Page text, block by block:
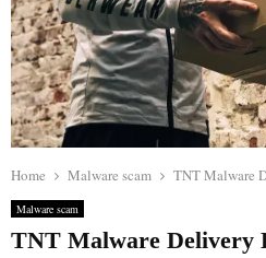
Home Malware scam TNT Malware
Malware scam
TNT Malware Delivery